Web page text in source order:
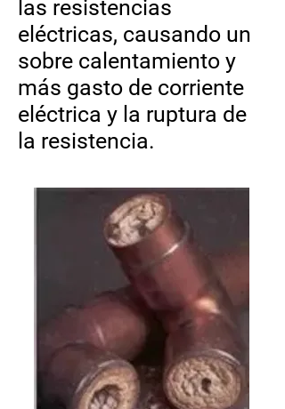
las resistencias
eléctricas, causando un
sobre calentamiento y
más gasto de corriente
eléctrica y la ruptura de
la resistencia.